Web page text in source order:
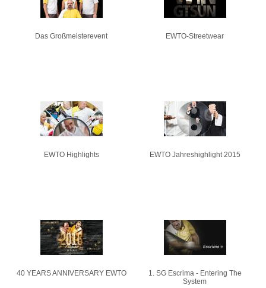
Das Großmeisterevent EWTO-Streetwear
EWTO Highlights EWTO Jahreshighlight 2015
40 YEARS ANNIVERSARY EWTO
1. SG Escrima - Entering The
System